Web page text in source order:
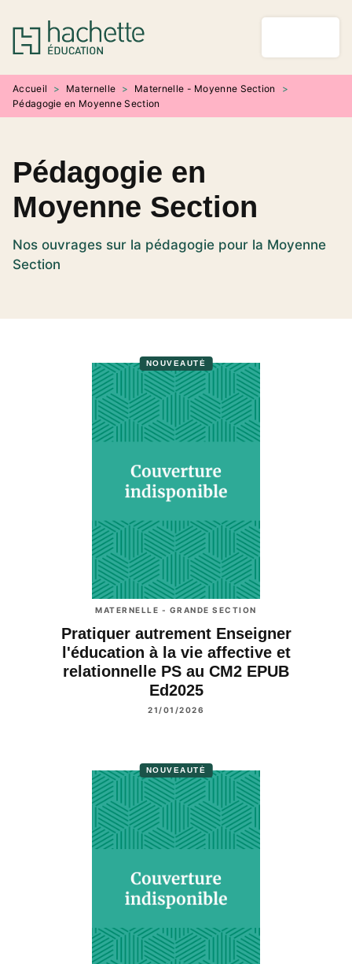
MENU RECHERCHE
PIED DE PAGE
Accueil > Maternelle > Maternelle - Moyenne Section
>
Pédagogie en Moyenne Section
Pédagogie en
Moyenne Section
Nos ouvrages sur la pédagogie pour la Moyenne
Section
NOUVEAUTÉ
MATERNELLE - GRANDE SECTION
Pratiquer autrement Enseigner
l'éducation à la vie affective et
relationnelle PS au CM2 EPUB
Ed2025
21/01/2026
NOUVEAUTÉ